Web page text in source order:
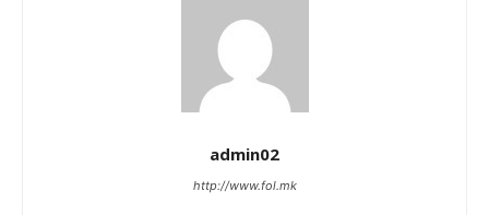
admin02
http://www.fol.mk